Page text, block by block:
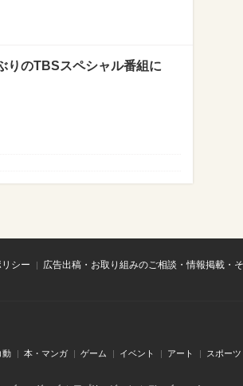
りのTBSスペシャル番組に
シー
広告出稿・お取り組みのご相談・情報掲載・
動 本・マンガ ゲーム イベント アート スポーツ